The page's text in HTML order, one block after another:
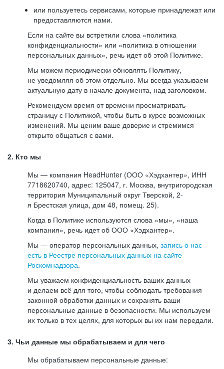
или пользуетесь сервисами, которые принадлежат или
предоставляются нами.
Если на сайте вы встретили слова «политика
конфиденциальности» или «политика в отношении
персональных данных», речь идет об этой Политике.
Мы можем периодически обновлять Политику,
не уведомляя об этом отдельно. Мы всегда указываем
актуальную дату в начале документа, над заголовком.
Рекомендуем время от времени просматривать
страницу с Политикой, чтобы быть в курсе возможных
изменений. Мы ценим ваше доверие и стремимся
открыто общаться с вами.
2. Кто мы
Мы — компания HeadHunter (ООО «Хэдхантер», ИНН
7718620740, адрес: 125047, г. Москва, внутригородская
территория Муниципальный округ Тверской, 2-
я Брестская улица, дом 48, помещ. 25).
Когда в Политике используются слова «мы», «наша
компания», речь идет об ООО «Хэдхантер».
Мы — оператор персональных данных, запись о нас
есть в Реестре персональных данных на сайте
Роскомнадзора.
Мы уважаем конфиденциальность ваших данных
и делаем всё для того, чтобы соблюдать требования
законной обработки данных и сохранять ваши
персональные данные в безопасности. Мы используем
их только в тех целях, для которых вы их нам передали.
3. Чьи данные мы обрабатываем и для чего
Мы обрабатываем персональные данные: